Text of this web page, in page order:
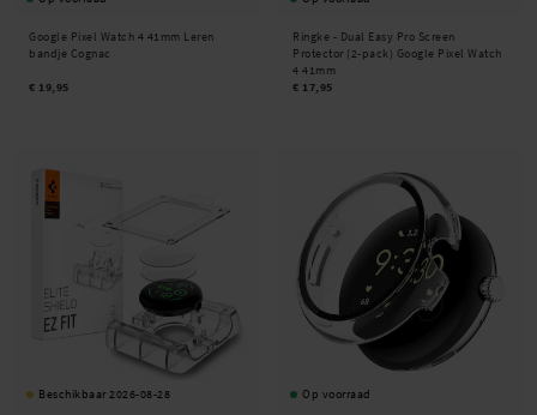
Google Pixel Watch 4 41mm Leren
bandje Cognac
€ 19,95
Ringke - Dual Easy Pro Screen
Protector (2-pack) Google Pixel Watch
4 41mm
€ 17,95
Beschikbaar 2026-08-28 Op voorraad